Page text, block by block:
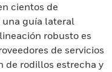
cientos de
guía lateral
robusto es
de servicios
de rodillos estrecha y